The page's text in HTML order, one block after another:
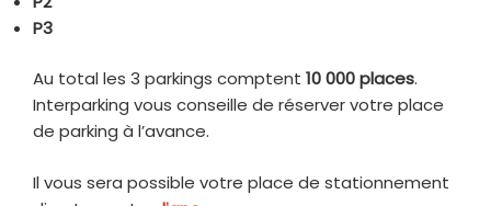
P3
Au total les 3 parkings comptent 10 000 places.
Interparking vous conseille de réserver votre place
de parking à l’avance.
Il vous sera possible votre place de stationnement